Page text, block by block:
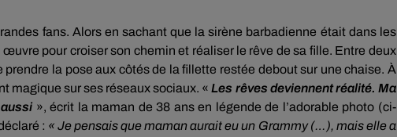
fans. Alors en sachant que la sirène barbadienne était dans les
pour croiser son chemin et réaliser le rêve de sa fille. Entre deux
prendre la pose aux côtés de la fillette restée debout sur une chaise. À
magique sur ses réseaux sociaux. «Les rêves deviennent réalité. Ma
», écrit la maman de 38 ans en légende de l’adorable photo (ci-
: « Je pensais que maman aurait eu un Grammy (…), mais elle a